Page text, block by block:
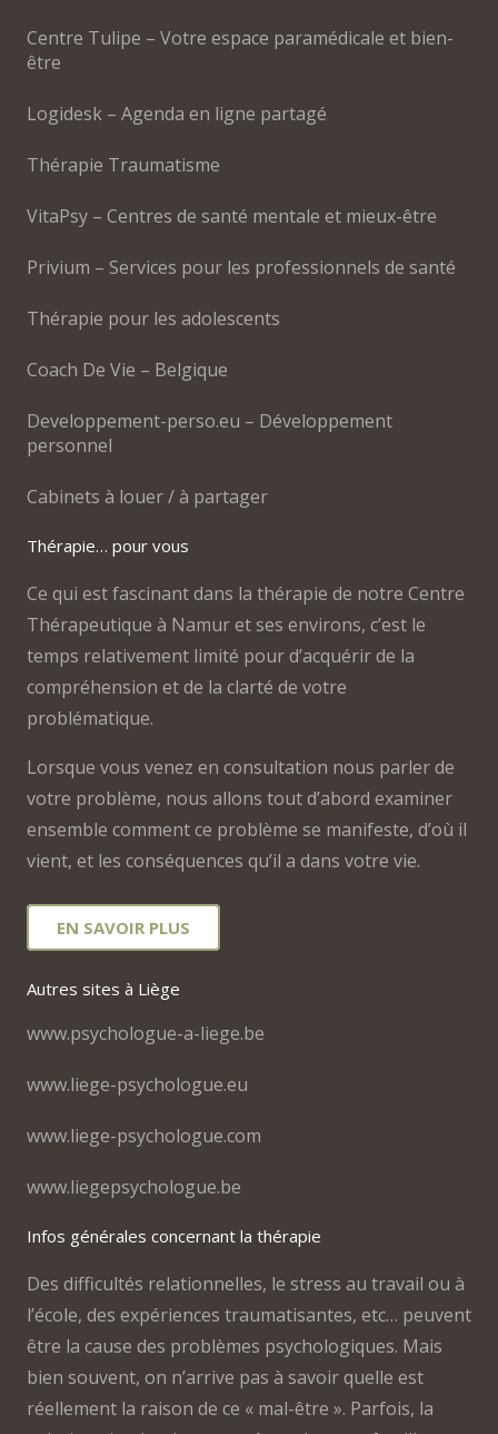
Centre Tulipe – Votre espace paramédicale et bien-
être
Logidesk – Agenda en ligne partagé
Thérapie Traumatisme
VitaPsy – Centres de santé mentale et mieux-être
Privium – Services pour les professionnels de santé
Thérapie pour les adolescents
Coach De Vie – Belgique
Developpement-perso.eu – Développement
personnel
Cabinets à louer / à partager
Thérapie… pour vous
Ce qui est fascinant dans la thérapie de notre Centre
Thérapeutique à Namur et ses environs, c’est le
temps relativement limité pour d’acquérir de la
compréhension et de la clarté de votre
problématique.
Lorsque vous venez en consultation nous parler de
votre problème, nous allons tout d’abord examiner
ensemble comment ce problème se manifeste, d’où il
vient, et les conséquences qu’il a dans votre vie.
EN SAVOIR PLUS
Autres sites à Liège
www.psychologue-a-liege.be
www.liege-psychologue.eu
www.liege-psychologue.com
www.liegepsychologue.be
Infos générales concernant la thérapie
Des difficultés relationnelles, le stress au travail ou à
l’école, des expériences traumatisantes, etc… peuvent
être la cause des problèmes psychologiques. Mais
bien souvent, on n’arrive pas à savoir quelle est
réellement la raison de ce « mal-être ». Parfois, la